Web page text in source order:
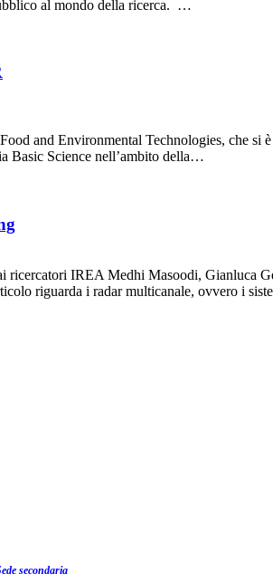
al mondo della ricerca. …
and Environmental Technologies, che si
Basic Science nell’ambito della…
IREA Medhi Masoodi, Gianluca
riguarda i radar multicanale, ovvero i
secondaria